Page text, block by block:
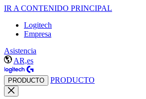
IR A CONTENIDO PRINCIPAL
Logitech
Empresa
Asistencia
AR,es
PRODUCTO PRODUCTO